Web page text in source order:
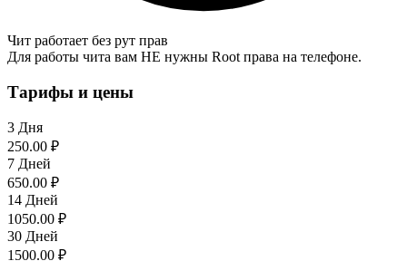
Чит работает без рут прав
Для работы чита вам НЕ нужны Root права на телефоне.
Тарифы и цены
3 Дня
250.00 ₽
7 Дней
650.00 ₽
14 Дней
1050.00 ₽
30 Дней
1500.00 ₽